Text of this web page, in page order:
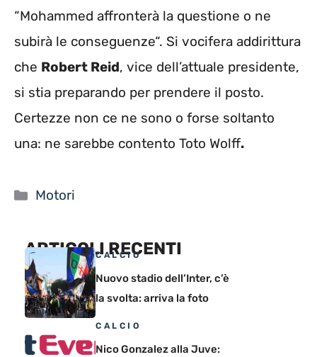
“Mohammed affronterà la questione o ne
subirà le conseguenze“. Si vocifera addirittura
che Robert Reid, vice dell’attuale presidente,
si stia preparando per prendere il posto.
Certezze non ce ne sono o forse soltanto
una: ne sarebbe contento Toto Wolff.
Categorie
Motori
ARTICOLI RECENTI
CALCIO
Nuovo stadio dell’Inter, c’è
la svolta: arriva la foto
CALCIO
Nico Gonzalez alla Juve: